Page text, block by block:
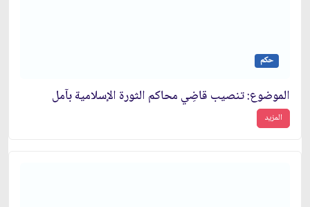
حكم
الموضوع: تنصيب قاضِي محاكم الثورة الإسلامية بآمل‏
المزيد